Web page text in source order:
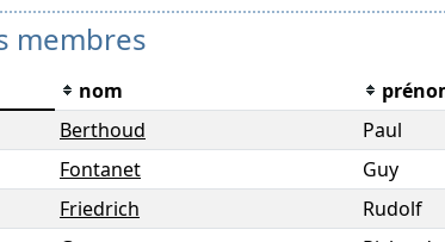
membres
nom
Berthoud Paul
Fontanet Guy
Friedrich Rudolf